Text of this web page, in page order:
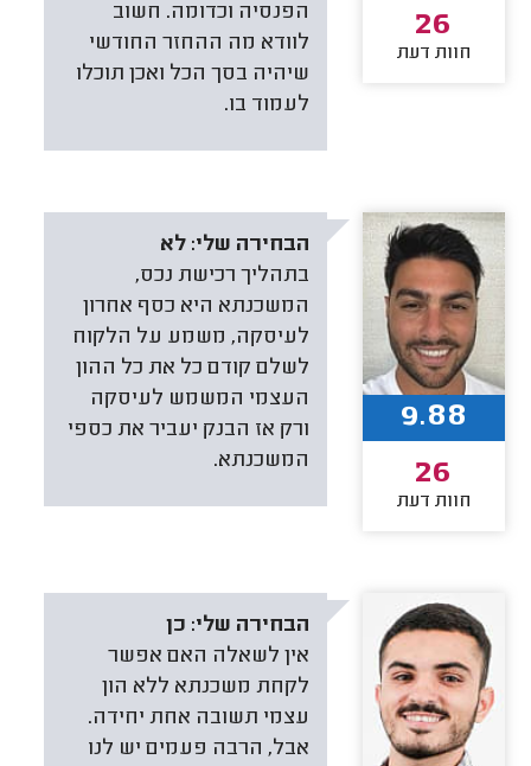
הפנסיה וכדומה. חשוב
לוודא מה ההחזר החודשי
שיהיה בסך הכל ואכן תוכלו
לעמוד בו.
26
חוות דעת
הבחירה שלי: לא
בתהליך רכישת נכס,
המשכנתא היא כסף אחרון
לעיסקה, משמע על הלקוח
לשלם קודם כל את כל ההון
העצמי המשמש לעיסקה
ורק אז הבנק יעביר את כספי
המשכנתא.
9.88
26
חוות דעת
הבחירה שלי: כן
אין לשאלה האם אפשר
לקחת משכנתא ללא הון
עצמי תשובה אחת יחידה.
אבל, הרבה פעמים יש לנו